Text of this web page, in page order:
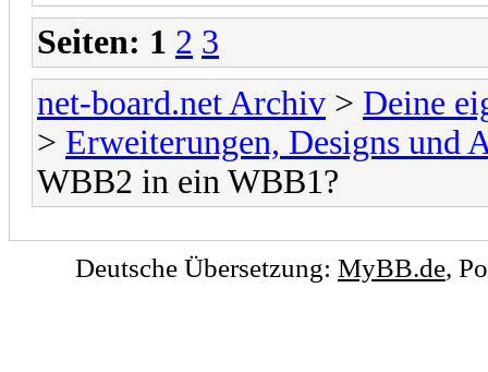
Seiten: 1 2 3
net-board.net Archiv > Deine
> Erweiterungen, Designs und
WBB2 in ein WBB1?
Deutsche Übersetzung: MyBB.de,